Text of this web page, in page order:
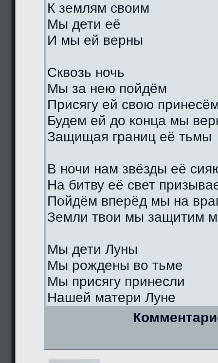
К землям своим
Мы дети её
И мы ей верны
Сквозь ночь
Мы за нею пойдём
Присягу ей свою
Будем ей до конца мы
Защищая границ её тьмы
В ночи нам звёзды её
На битву её свет
Пойдём вперёд мы на
Земли твои мы защитим
Мы дети Луны
Мы рождены во тьме
Мы присягу принесли
Нашей матери Луне